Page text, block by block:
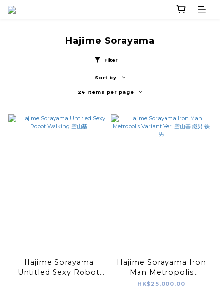
Hajime Sorayama
Filter
Sort by
24 Items per page
Hajime Sorayama
Untitled Sexy Robot
Hajime Sorayama Iron
Man Metropolis
Variant Ver. 空山基 鐵男
HK$25,000.00